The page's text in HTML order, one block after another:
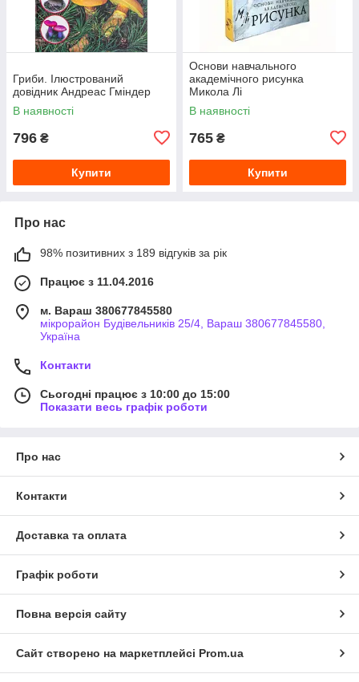
Гриби. Ілюстрований
довідник Андреас Гміндер
В наявності
796 ₴
Купити
Основи навчального
академічного рисунка
Микола Лі
В наявності
765 ₴
Купити
Про нас
98% позитивних з 189 відгуків за рік
Працює з 11.04.2016
м. Вараш 380677845580
мікрорайон Будівельників 25/4, Вараш 380677845580,
Україна
Контакти
Сьогодні працює з 10:00 до 15:00
Показати весь графік роботи
Про нас
Контакти
Доставка та оплата
Графік роботи
Повна версія сайту
Сайт створено на маркетплейсі Prom.ua